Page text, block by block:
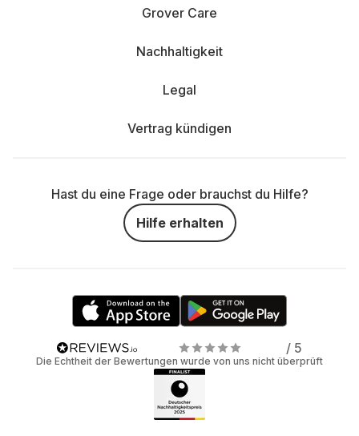
Grover Care
Nachhaltigkeit
Legal
Vertrag kündigen
Hast du eine Frage oder brauchst du Hilfe?
Hilfe erhalten
/ 5
Die Echtheit der Bewertungen wurde von uns nicht überprüft